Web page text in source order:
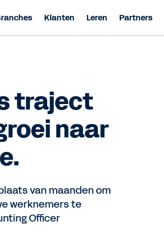
Klanten Leren Partners
traject
naar
van maanden om
werknemers te
Officer